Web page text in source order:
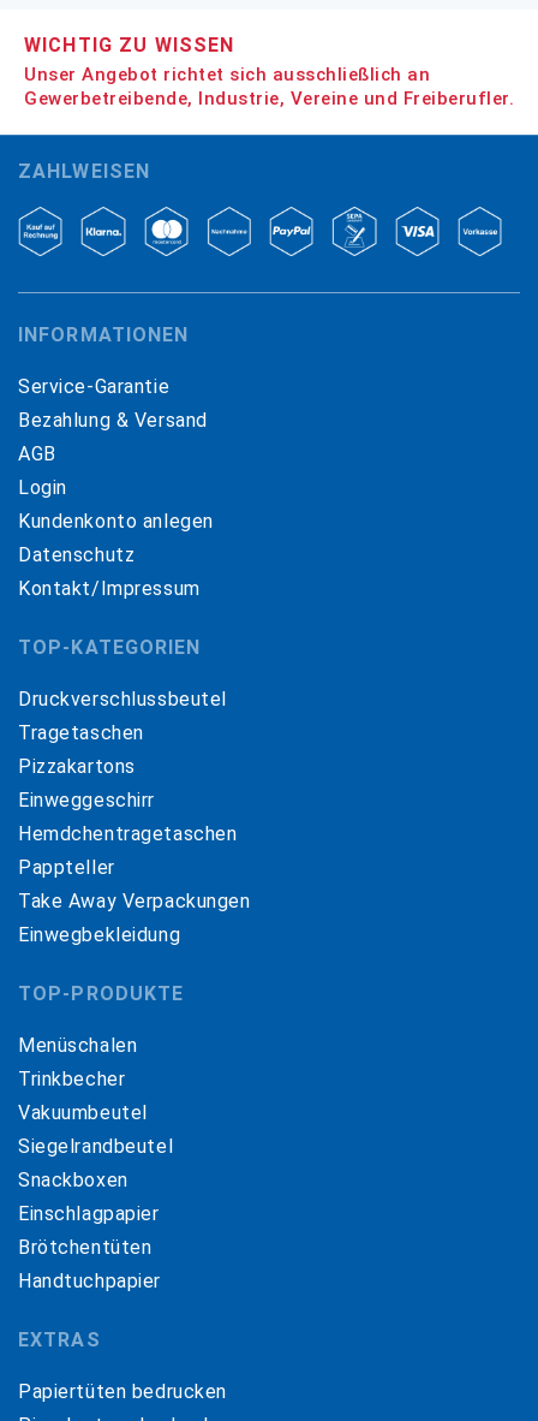
WICHTIG ZU WISSEN
Unser Angebot richtet sich ausschließlich an
Gewerbetreibende, Industrie, Vereine und Freiberufler.
ZAHLWEISEN
INFORMATIONEN
Service-Garantie
Bezahlung & Versand
AGB
Login
Kundenkonto anlegen
Datenschutz
Kontakt/Impressum
TOP-KATEGORIEN
Druckverschlussbeutel
Tragetaschen
Pizzakartons
Einweggeschirr
Hemdchentragetaschen
Pappteller
Take Away Verpackungen
Einwegbekleidung
TOP-PRODUKTE
Menüschalen
Trinkbecher
Vakuumbeutel
Siegelrandbeutel
Snackboxen
Einschlagpapier
Brötchentüten
Handtuchpapier
EXTRAS
Papiertüten bedrucken